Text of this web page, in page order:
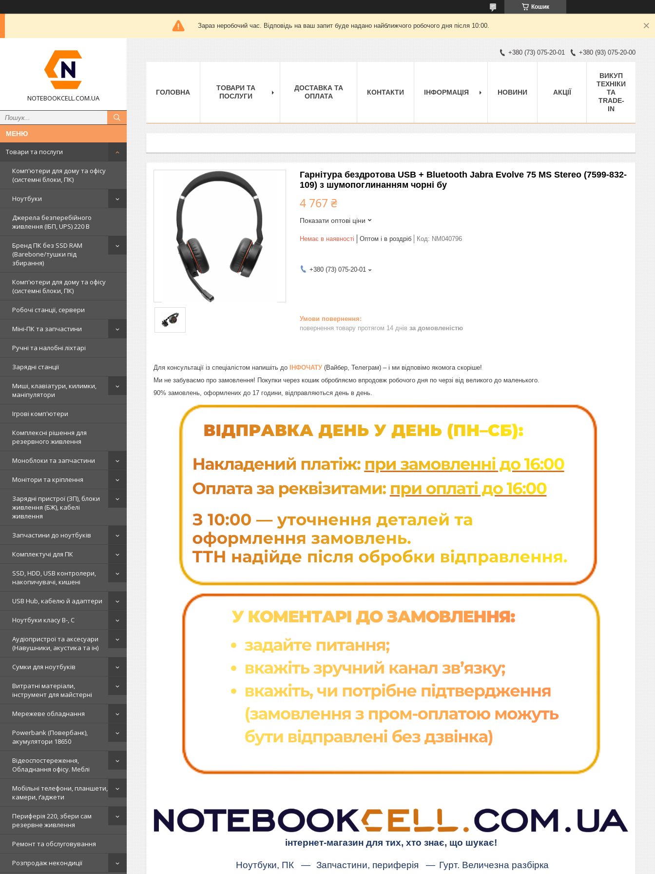
Кошик
Зараз неробочий час. Відповідь на ваш запит буде надано найближчого робочого дня після 10:00.
NOTEBOOKCELL.COM.UA
Товари та послуги
Комп'ютери для дому та офісу
(системні блоки, ПК)
Ноутбуки
Джерела безперебійного
живлення (ІБП, UPS) 220 В
Бренд ПК без SSD RAM
(Barebone/тушки під
збирання)
Комп'ютери для дому та офісу
(системні блоки, ПК)
Робочі станції, сервери
Міні-ПК та запчастини
Ручні та налобні ліхтарі
Зарядні станції
Миші, клавіатури, килимки,
маніпулятори
Ігрові комп'ютери
Комплексні рішення для
резервного живлення
Моноблоки та запчастини
Монітори та кріплення
Зарядні пристрої (ЗП), блоки
живлення (БЖ), кабелі
живлення
Запчастини до ноутбуків
Комплектучі для ПК
SSD, HDD, USB контролери,
накопичувачі, кишені
USB Hub, кабелю й адаптери
Ноутбуки класу B-, C
Аудіопристрої та аксесуари
(Навушники, акустика та ін)
Сумки для ноутбуків
Витратні матеріали,
інструмент для майстерні
Мережеве обладнання
Powerbank (Повербанк),
акумулятори 18650
Відеоспостереження,
Обладнання офісу. Меблі
Мобільні телефони, планшети,
камери, ґаджети
Периферія 220, збери сам
резервне живлення
Ремонт та обслуговування
Розпродаж некондиції
+380 (73) 075-20-01 +380 (93) 075-20-00
ГОЛОВНА
ТОВАРИ ТА
ПОСЛУГИ
ДОСТАВКА ТА
ОПЛАТА
КОНТАКТИ ІНФОРМАЦІЯ НОВИНИ АКЦІЇ
ВИКУП
ТЕХНІКИ
ТА
TRADE-
IN
Гарнітура бездротова USB + Bluetooth Jabra Evolve 75 MS Stereo (7599-832-
109) з шумопоглинанням чорні бу
4 767 ₴
Показати оптові ціни
Немає в наявності Оптом і в роздріб Код: NM040796
+380 (73) 075-20-01
повернення товару протягом 14 днів за домовленістю
Для консультації із спеціалістом напишіть до ІНФОЧАТУ (Вайбер, Телеграм) – і ми відповімо якомога скоріше!
Ми не забуваємо про замовлення! Покупки через кошик обробляємо впродовж робочого дня по черзі від великого до маленького.
90% замовлень, оформлених до 17 години, відправляються день в день.
інтернет-магазин для тих, хто знає, що шукає!
Ноутбуки, ПК — Запчастини, периферія — Гурт. Величезна разбірка